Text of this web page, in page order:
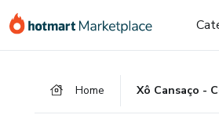
para
para
para
Home